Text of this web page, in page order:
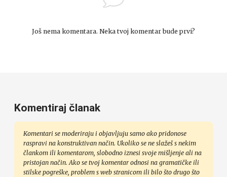
Još nema komentara. Neka tvoj komentar bude prvi?
Komentiraj članak
Komentari se moderiraju i objavljuju samo ako pridonose
raspravi na konstruktivan način. Ukoliko se ne slažeš s nekim
člankom ili komentarom, slobodno iznesi svoje mišljenje ali na
pristojan način. Ako se tvoj komentar odnosi na gramatičke ili
stilske pogreške, problem s web stranicom ili bilo što drugo što